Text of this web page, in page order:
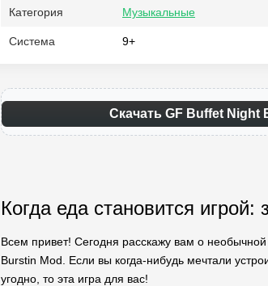
Категория Музыкальные
Система 9+
Скачать GF Buffet
Когда еда становится
Всем привет! Сегодня расскажу вам о
Burstin Mod. Если вы когда-нибудь мечтали
угодно, то эта игра для вас!